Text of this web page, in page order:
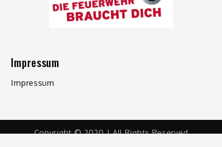
Impressum
Impressum
Copyright © 2020 | All Rights Reserved